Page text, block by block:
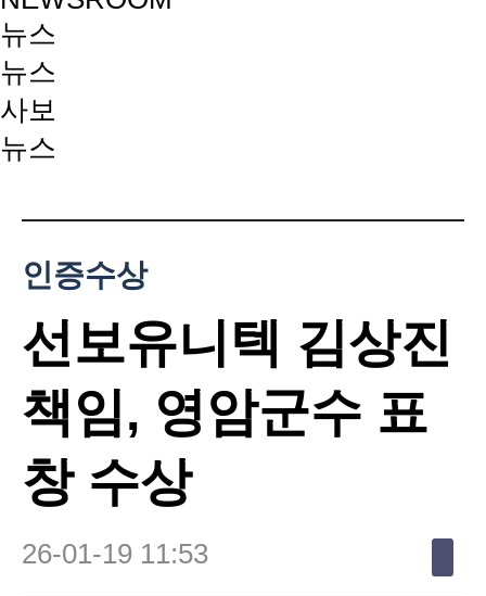
뉴스
뉴스
사보
뉴스
인증수상
선보유니텍 김상진
책임, 영암군수 표
창 수상
26-01-19 11:53